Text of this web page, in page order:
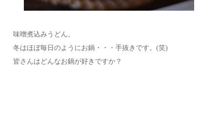
味噌煮込みうどん。
冬はほぼ毎日のようにお鍋・・・手抜きです。(笑)
皆さんはどんなお鍋が好きですか？